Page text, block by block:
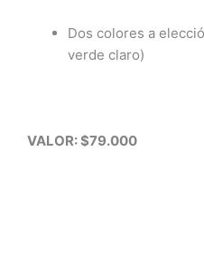
Dos colores a
verde claro)
VALOR: $79.000